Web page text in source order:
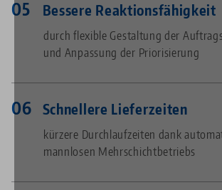
Bessere Reaktionsfähigkeit
durch flexible Gestaltung der
und Anpassung der Priorisierung
Schnellere Lieferzeiten
kürzere Durchlaufzeiten dank
mannlosen Mehrschichtbetriebs